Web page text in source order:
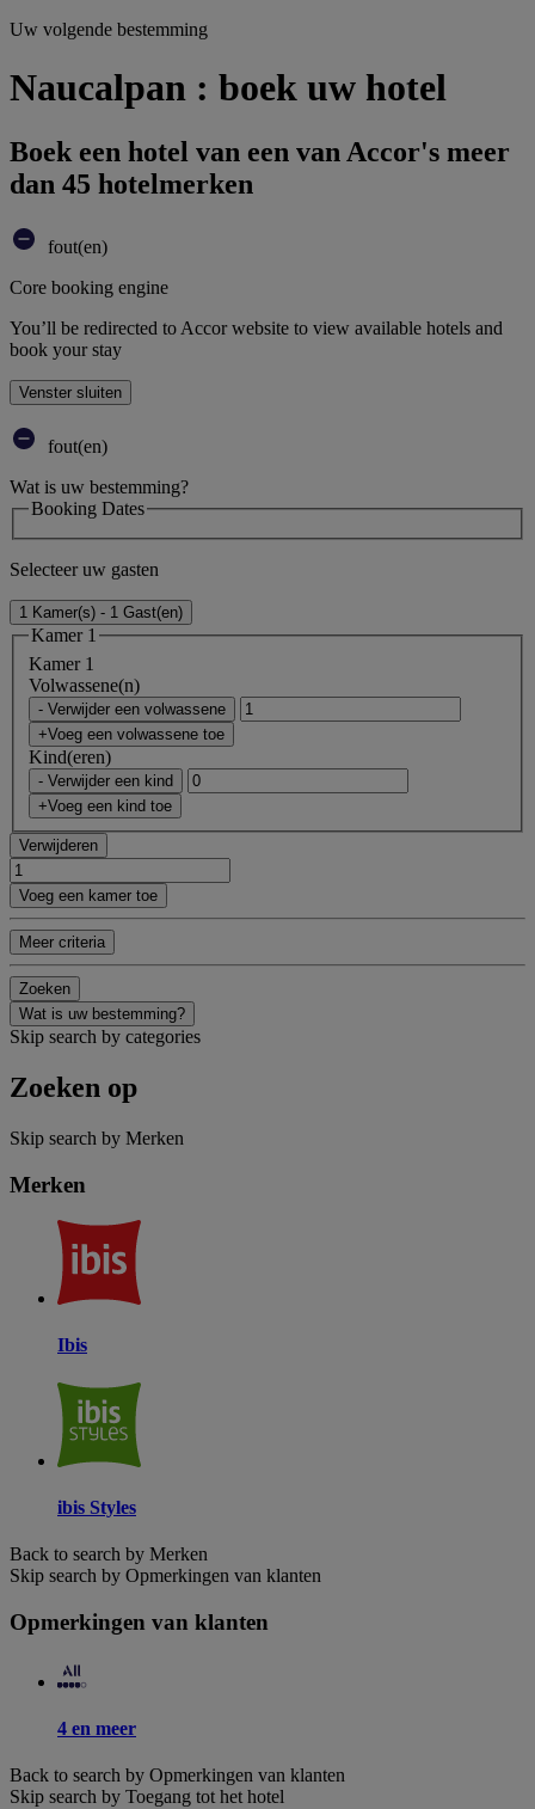
Uw volgende bestemming
Naucalpan : boek uw hotel
Boek een hotel van een van Accor's meer
dan 45 hotelmerken
fout(en)
Core booking engine
You’ll be redirected to Accor website to view available hotels and
book your stay
Venster sluiten
fout(en)
Wat is uw bestemming?
Booking Dates
Selecteer uw gasten
1 Kamer(s) - 1 Gast(en)
Kamer 1
Kamer 1
Volwassene(n)
- Verwijder een volwassene
+Voeg een volwassene toe
Kind(eren)
- Verwijder een kind
+Voeg een kind toe
Verwijderen
Voeg een kamer toe
Meer criteria
Zoeken
Wat is uw bestemming?
Skip search by categories
Zoeken op
Skip search by Merken
Merken
Ibis
ibis Styles
Back to search by Merken
Skip search by Opmerkingen van klanten
Opmerkingen van klanten
4 en meer
Back to search by Opmerkingen van klanten
Skip search by Toegang tot het hotel